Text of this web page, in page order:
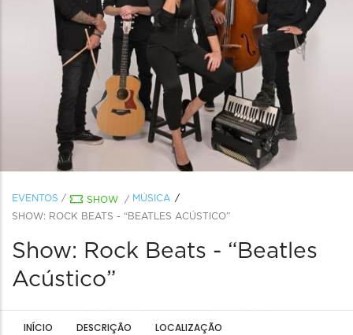
EVENTOS / SHOW / MÚSICA
SHOW: ROCK BEATS - “BEATLES ACÚSTICO”
Show: Rock Beats - “Beatles
Acústico”
INÍCIO DESCRIÇÃO LOCALIZAÇÃO